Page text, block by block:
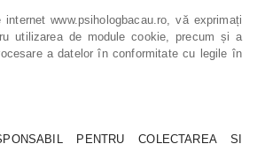
www.psihologbacau.ro, vă exprimați
utilizarea de module cookie, precum și a
a datelor în conformitate cu legile în
PENTRU COLECTAREA ȘI